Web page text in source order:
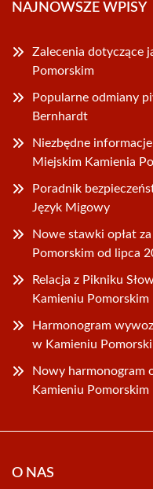
NAJNOWSZE WPISY
Zalecenia dotyczące
Pomorskim
Popularne odmiany
Bernhardt
Niezbędne
Miejskim Kamienia
Poradnik
Język Migowy
Nowe stawki opłat
Pomorskim od lipca
Relacja z Pikniku
Kamieniu Pomorskim
Harmonogram
w Kamieniu
Nowy harmonogram
Kamieniu
O NAS